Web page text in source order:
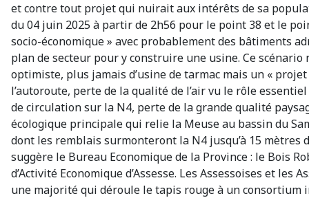
et contre tout projet qui nuirait aux intérêts de sa
du 04 juin 2025 à partir de 2h56 pour le point 38 et le
socio-économique » avec probablement des bâtiments
plan de secteur pour y construire une usine. Ce
optimiste, plus jamais d’usine de tarmac mais un «
l’autoroute, perte de la qualité de l’air vu le rôle
de circulation sur la N4, perte de la grande qualité
écologique principale qui relie la Meuse au bassin du
dont les remblais surmonteront la N4 jusqu’à 15
suggère le Bureau Economique de la Province : le Bois
d’Activité Economique d’Assesse. Les Assessoises et
une majorité qui déroule le tapis rouge à un consortium